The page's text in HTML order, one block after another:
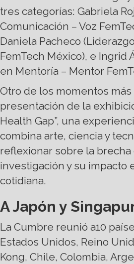
tres categorías: Gabriela
Comunicación – Voz
Daniela Pacheco
FemTech México), e Ingrid
en Mentoría – Mentor
Otro de los momentos
presentación de la
Health Gap”, una
combina arte, ciencia y
reflexionar sobre la
investigación y su impacto
cotidiana.
A Japón y
La Cumbre reunió a10
Estados Unidos, Reino
Kong, Chile, Colombia,